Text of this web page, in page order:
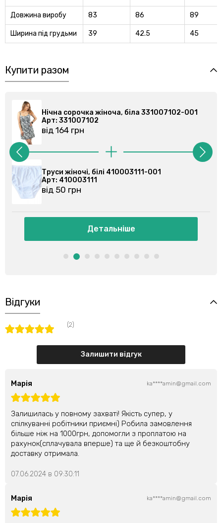
Довжина виробу 83 86 89
Ширина під грудьми 39 42.5 45
Купити разом
331007102-001
001
Нічна сорочка жіноча, біла
Труси жіночі, чорні
Відгуки
(2)
Залишити відгук
Марія ka****amin@gmail.com
Залишилась у повному захваті! Якість супер, у
спілкуванні робітники приємні) Робила замовлення
більше ніж на 1000грн, допомогли з проплатою на
рахунок(сплачувала вперше) та ще й безкоштобну
доставку отримала.
07.06.2024 в 09:30:11
Марія ka****amin@gmail.com